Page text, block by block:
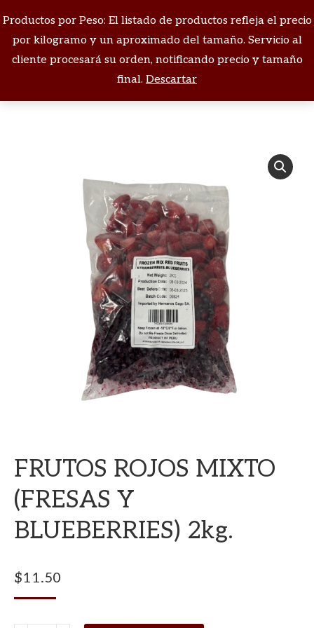
Productos por Peso: El listado de productos refleja el precio
por kilogramo y un aproximado del tamaño. Servicio al
cliente procesará su orden, notificando precio y tamaño
final. Descartar
Buscar:
Estás aquí:
FRUTOS ROJOS MIXTO
(FRESAS Y
BLUEBERRIES) 2kg.
$11.50